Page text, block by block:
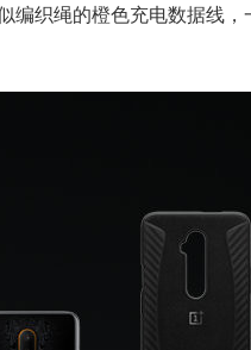
编织绳的橙色充电数据线